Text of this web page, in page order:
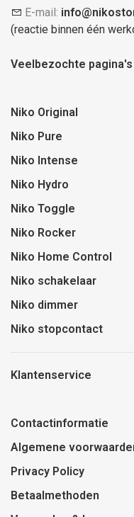
E-mail:
(reactie binnen één
Veelbezochte pagina's
Niko Original
Niko Pure
Niko Intense
Niko Hydro
Niko Toggle
Niko Rocker
Niko Home Control
Niko schakelaar
Niko dimmer
Niko stopcontact
Klantenservice
Contactinformatie
Algemene
Privacy Policy
Betaalmethoden